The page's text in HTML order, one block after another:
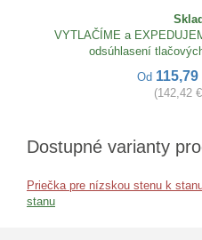
VYTLAČÍME a
odsúhlasení
Od 115,79
(142,42
Dostupné varianty
Priečka pre nízskou stenu k
stanu